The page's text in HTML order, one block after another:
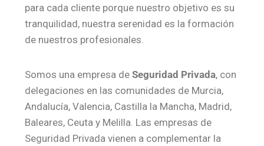
para cada cliente porque nuestro objetivo es su
tranquilidad, nuestra serenidad es la formación
de nuestros profesionales.
Somos una empresa de Seguridad Privada, con
delegaciones en las comunidades de Murcia,
Andalucía, Valencia, Castilla la Mancha, Madrid,
Baleares, Ceuta y Melilla. Las empresas de
Seguridad Privada vienen a complementar la